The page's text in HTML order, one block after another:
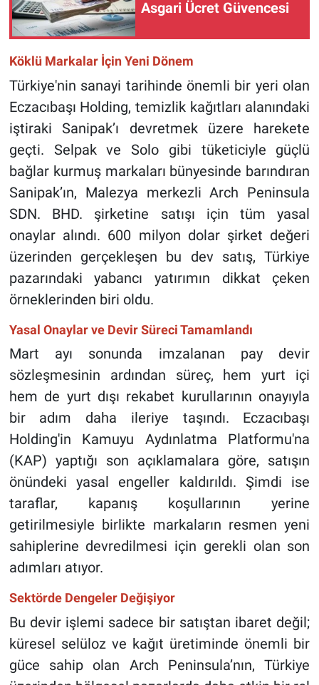
Asgari Ücret Güvencesi
Köklü Markalar İçin Yeni Dönem
Türkiye'nin sanayi tarihinde önemli bir yeri olan
Eczacıbaşı Holding, temizlik kağıtları alanındaki
iştiraki Sanipak’ı devretmek üzere harekete
geçti. Selpak ve Solo gibi tüketiciyle güçlü
bağlar kurmuş markaları bünyesinde barındıran
Sanipak’ın, Malezya merkezli Arch Peninsula
SDN. BHD. şirketine satışı için tüm yasal
onaylar alındı. 600 milyon dolar şirket değeri
üzerinden gerçekleşen bu dev satış, Türkiye
pazarındaki yabancı yatırımın dikkat çeken
örneklerinden biri oldu.
Yasal Onaylar ve Devir Süreci Tamamlandı
Mart ayı sonunda imzalanan pay devir
sözleşmesinin ardından süreç, hem yurt içi
hem de yurt dışı rekabet kurullarının onayıyla
bir adım daha ileriye taşındı. Eczacıbaşı
Holding'in Kamuyu Aydınlatma Platformu'na
(KAP) yaptığı son açıklamalara göre, satışın
önündeki yasal engeller kaldırıldı. Şimdi ise
taraflar, kapanış koşullarının yerine
getirilmesiyle birlikte markaların resmen yeni
sahiplerine devredilmesi için gerekli olan son
adımları atıyor.
Sektörde Dengeler Değişiyor
Bu devir işlemi sadece bir satıştan ibaret değil;
küresel selüloz ve kağıt üretiminde önemli bir
güce sahip olan Arch Peninsula’nın, Türkiye